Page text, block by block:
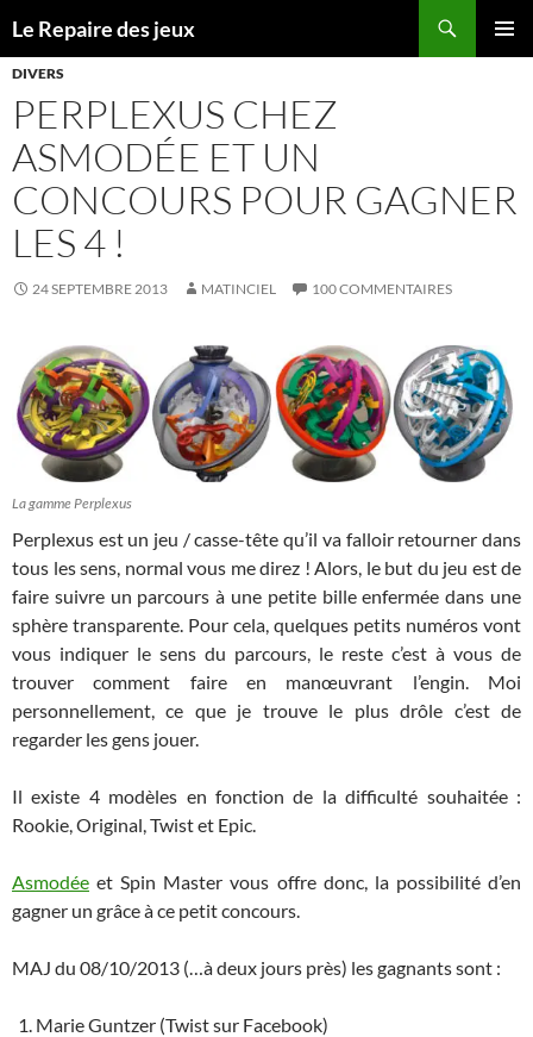
Le Repaire des jeux
AU
CONTENU
DIVERS
PERPLEXUS CHEZ
ASMODÉE ET UN
CONCOURS POUR GAGNER
LES 4 !
24 SEPTEMBRE 2013 MATINCIEL 100 COMMENTAIRES
La gamme Perplexus
Perplexus est un jeu / casse-tête qu’il va falloir retourner dans
tous les sens, normal vous me direz ! Alors, le but du jeu est de
faire suivre un parcours à une petite bille enfermée dans une
sphère transparente. Pour cela, quelques petits numéros vont
vous indiquer le sens du parcours, le reste c’est à vous de
trouver comment faire en manœuvrant l’engin. Moi
personnellement, ce que je trouve le plus drôle c’est de
regarder les gens jouer.
Il existe 4 modèles en fonction de la difficulté souhaitée :
Rookie, Original, Twist et Epic.
Asmodée et Spin Master vous offre donc, la possibilité d’en
gagner un grâce à ce petit concours.
MAJ du 08/10/2013 (…à deux jours près) les gagnants sont :
Marie Guntzer (Twist sur Facebook)